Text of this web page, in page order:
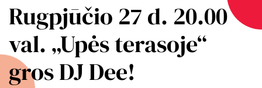
Rugpjūčio 27 d. 20.00
val. „Upės terasoje“
gros DJ Dee!